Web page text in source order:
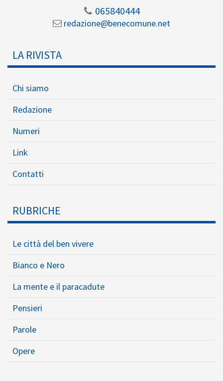
065840444
redazione@benecomune.net
LA RIVISTA
Chi siamo
Redazione
Numeri
Link
Contatti
RUBRICHE
Le città del ben vivere
Bianco e Nero
La mente e il paracadute
Pensieri
Parole
Opere